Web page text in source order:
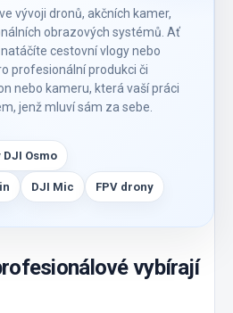
vývoji dronů, akčních kamer,
obrazových systémů. Ať
cestovní vlogy nebo
profesionální produkci či
nebo kameru, která vaší práci
jenž mluví sám za sebe.
DJI Osmo
DJI Mic FPV drony
vybírají